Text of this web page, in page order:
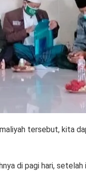
tersebut, kita
di pagi hari,